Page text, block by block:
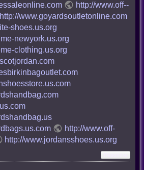
http://www.off--
http://www.goyardsoutletonline.com
shoes.us.org
newyork.us.org
clothing.us.org
http://www.off-
http://www.jordansshoes.us.org